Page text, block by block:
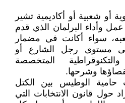
أو شعبية أو أكاديمية تشير
وأداء البرلمان الذي قدم
سواء أكانت في مضمار
مستوى رجل الشارع أو
والتكنوقراطية المتخصصة
وشرحها.
حامية الوطيس بين الكتل
حول قانون الانتخابات التي